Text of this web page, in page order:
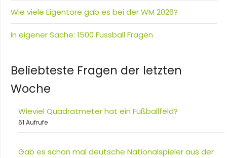
Wie viele Eigentore gab es bei der WM 2026?
In eigener Sache: 1500 Fussball Fragen
Beliebteste Fragen der letzten
Woche
Wieviel Quadratmeter hat ein Fußballfeld?
61 Aufrufe
Gab es schon mal deutsche Nationalspieler aus der